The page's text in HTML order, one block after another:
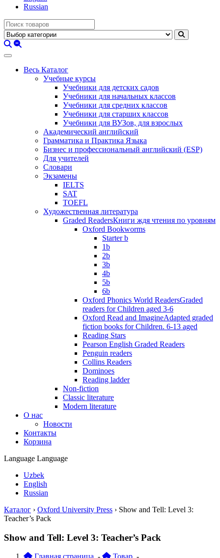
Russian
Весь Каталог
Учебные курсы
Учебники для детских садов
Учебники для начальных классов
Учебники для средних классов
Учебники для старших классов
Учебники для ВУЗов, для взрослых
Академический английский
Грамматика и Практика Языка
Бизнес и профессиональный английский (ESP)
Для учителей
Словари
Экзамены
IELTS
SAT
TOEFL
Художественная литература
Graded ReadersКниги ждя чтения по уровням
Oxford Bookworms
Starter b
1b
2b
3b
4b
5b
6b
Oxford Phonics World ReadersGraded
readers for Children aged 3-6
Oxford Read and ImagineAdapted graded
fiction books for Children. 6-13 aged
Reading Stars
Pearson English Graded Readers
Penguin readers
Collins Readers
Dominoes
Reading ladder
Non-fiction
Classic literature
Modern literature
О нас
Новости
Контакты
Корзина
Language Language
Uzbek
English
Russian
Каталог › Oxford University Press › Show and Tell: Level 3:
Teacher’s Pack
Show and Tell: Level 3: Teacher’s Pack